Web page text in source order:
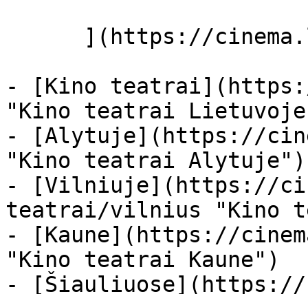
- [Kino
"Kino teatrai
- [Alytuje](https://
"Kino teatrai Alytuje")
- [Vilniuje](https://
teatrai/vilnius "Kino
- [Kaune](https://
"Kino teatrai Kaune")
- [Šiauliuose](https://